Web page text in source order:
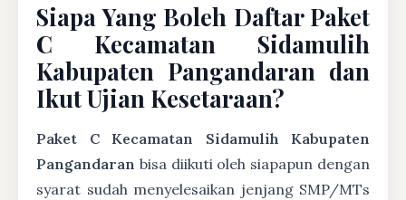
Siapa Yang Boleh Daftar Paket
C Kecamatan Sidamulih
Kabupaten Pangandaran dan
Ikut Ujian Kesetaraan?
Paket C Kecamatan Sidamulih Kabupaten
Pangandaran bisa diikuti oleh siapapun dengan
syarat sudah menyelesaikan jenjang SMP/MTs